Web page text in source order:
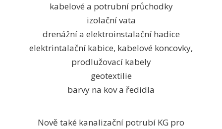
kabelové a potrubní průchodky
izolační vata
drenážní a elektroinstalační hadice
elektrintalační kabice, kabelové koncovky,
prodlužovací kabely
geotextilie
barvy na kov a ředidla
Nově také kanalizační potrubí KG pro